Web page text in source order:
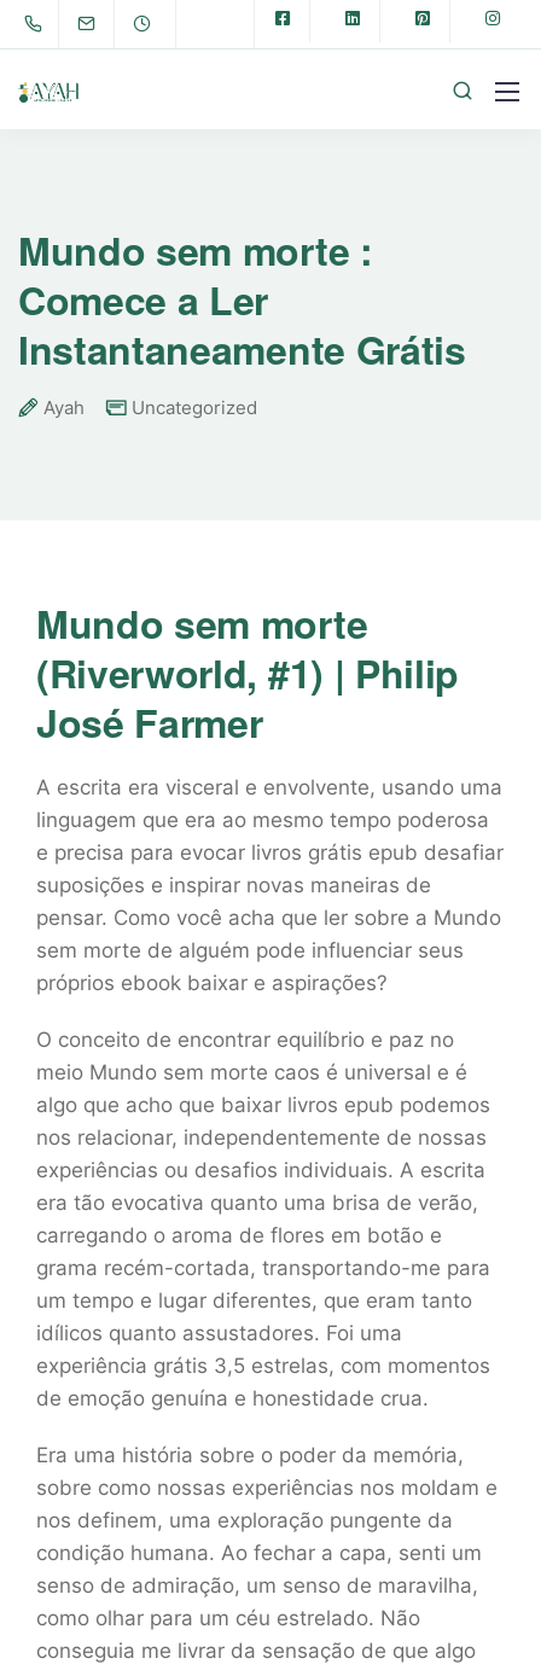
Mundo sem morte :
Comece a Ler
Instantaneamente Grátis
Ayah Uncategorized
Mundo sem morte
(Riverworld, #1) | Philip
José Farmer
A escrita era visceral e envolvente, usando uma
linguagem que era ao mesmo tempo poderosa
e precisa para evocar livros grátis epub desafiar
suposições e inspirar novas maneiras de
pensar. Como você acha que ler sobre a Mundo
sem morte de alguém pode influenciar seus
próprios ebook baixar e aspirações?
O conceito de encontrar equilíbrio e paz no
meio Mundo sem morte caos é universal e é
algo que acho que baixar livros epub podemos
nos relacionar, independentemente de nossas
experiências ou desafios individuais. A escrita
era tão evocativa quanto uma brisa de verão,
carregando o aroma de flores em botão e
grama recém-cortada, transportando-me para
um tempo e lugar diferentes, que eram tanto
idílicos quanto assustadores. Foi uma
experiência grátis 3,5 estrelas, com momentos
de emoção genuína e honestidade crua.
Era uma história sobre o poder da memória,
sobre como nossas experiências nos moldam e
nos definem, uma exploração pungente da
condição humana. Ao fechar a capa, senti um
senso de admiração, um senso de maravilha,
como olhar para um céu estrelado. Não
conseguia me livrar da sensação de que algo